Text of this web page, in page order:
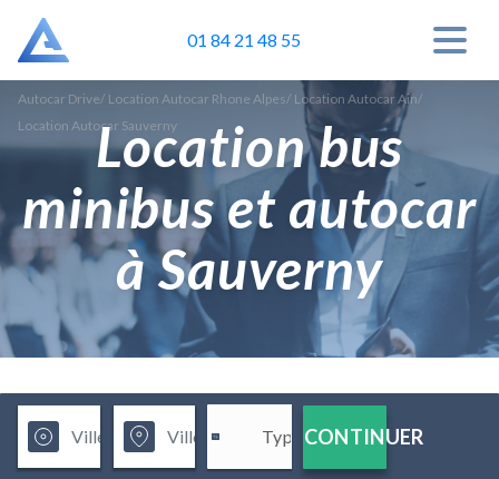
01 84 21 48 55
Autocar Drive/ Location Autocar Rhone Alpes/ Location Autocar Ain/
Location Autocar Sauverny
Location bus
minibus et autocar
à Sauverny
CONTINUER